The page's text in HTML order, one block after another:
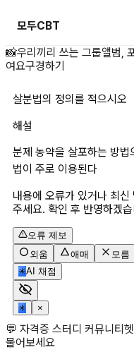
모두CBT
살분법의 정
📸우리끼리 쓰는 그룹앨범,
여요구경하기
살분법의 정의를 적으시오
해설
분제 농약을 살포하는 방
법이 주로 이용된다
내용에 오류가 있거나 최신
주세요. 확인 후 반영하겠
오류 제보
외움
애매
모름
✳AI 채점
✳ ×
💬 자격증 스터디 커뮤니티
물어보세요